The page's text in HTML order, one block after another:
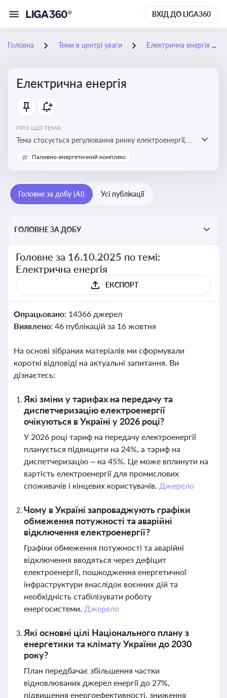
ВХІД ДО LIGA360
Головна Теми в центрі уваги Електрична енергія
Електрична енергія
ПРО ЩО ТЕМА:
Тема стосується регулювання ринку електроенергії,
включаючи її виробництво, постачання та фінансові
стимули для відновлюваної енергетики
Паливно-енергетичний комплекс
Головне за добу (AI) Усі публікації
ГОЛОВНЕ ЗА ДОБУ
Головне за 16.10.2025 по темі:
Електрична енергія
ЕКСПОРТ
Опрацьовано: 14366 джерел
Виявлено: 46 публікацій за 16 жовтня
На основі зібраних матеріалів ми сформували
короткі відповіді на актуальні запитання. Ви
дізнаєтесь:
Які зміни у тарифах на передачу та
диспетчеризацію електроенергії
очікуються в Україні у 2026 році?
У 2026 році тариф на передачу електроенергії
планується підвищити на 24%, а тариф на
диспетчеризацію – на 45%. Це може вплинути на
вартість електроенергії для промислових
споживачів і кінцевих користувачів. Джерело
Чому в Україні запроваджують графіки
обмеження потужності та аварійні
відключення електроенергії?
Графіки обмеження потужності та аварійні
відключення вводяться через дефіцит
електроенергії, пошкодження енергетичної
інфраструктури внаслідок воєнних дій та
необхідність стабілізувати роботу
енергосистеми. Джерело
Які основні цілі Національного плану з
енергетики та клімату України до 2030
року?
План передбачає збільшення частки
відновлюваних джерел енергії до 27%,
підвищення енергоефективності, зниження